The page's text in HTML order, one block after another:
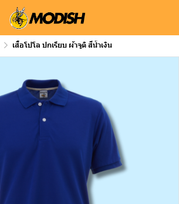
เสื้อโปโล ปกเรียบ ผ้าจูติ สีน้ำเงิน